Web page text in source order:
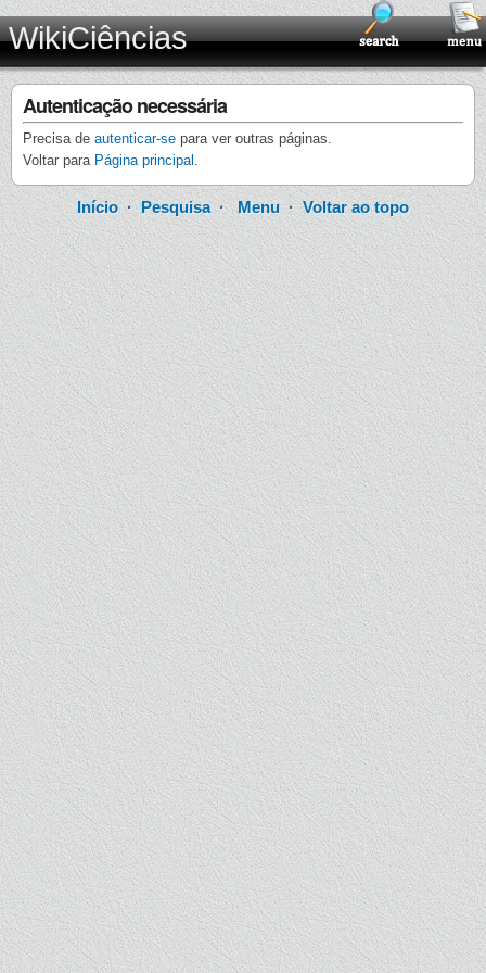
WikiCiências
Autenticação necessária
Precisa de autenticar-se para ver outras páginas.
Voltar para Página principal .
Início · Pesquisa·Menu ·Voltar ao topo